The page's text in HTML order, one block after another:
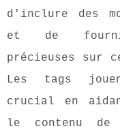
d'inclure des
et de
précieuses sur
Les tags
crucial en
le contenu